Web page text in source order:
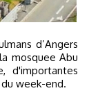
mosquee Abu
d'importantes
week-end.